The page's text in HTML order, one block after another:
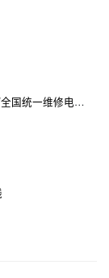
维修电话是多少